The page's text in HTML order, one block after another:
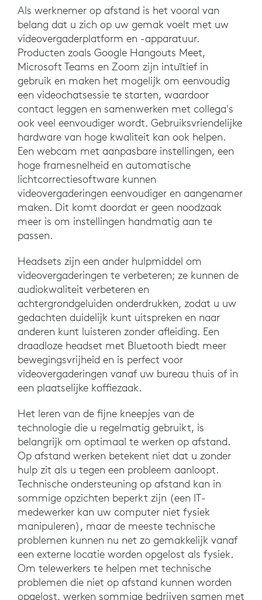
Als werknemer op afstand is het vooral van
belang dat u zich op uw gemak voelt met uw
videovergaderplatform en -apparatuur.
Producten zoals Google Hangouts Meet,
Microsoft Teams en Zoom zijn intuïtief in
gebruik en maken het mogelijk om eenvoudig
een videochatsessie te starten, waardoor
contact leggen en samenwerken met collega's
ook veel eenvoudiger wordt. Gebruiksvriendelijke
hardware van hoge kwaliteit kan ook helpen.
Een webcam met aanpasbare instellingen, een
hoge framesnelheid en automatische
lichtcorrectiesoftware kunnen
videovergaderingen eenvoudiger en aangenamer
maken. Dit komt doordat er geen noodzaak
meer is om instellingen handmatig aan te
passen.
Headsets zijn een ander hulpmiddel om
videovergaderingen te verbeteren; ze kunnen de
audiokwaliteit verbeteren en
achtergrondgeluiden onderdrukken, zodat u uw
gedachten duidelijk kunt uitspreken en naar
anderen kunt luisteren zonder afleiding. Een
draadloze headset met Bluetooth biedt meer
bewegingsvrijheid en is perfect voor
videovergaderingen vanaf uw bureau thuis of in
een plaatselijke koffiezaak.
Het leren van de fijne kneepjes van de
technologie die u regelmatig gebruikt, is
belangrijk om optimaal te werken op afstand.
Op afstand werken betekent niet dat u zonder
hulp zit als u tegen een probleem aanloopt.
Technische ondersteuning op afstand kan in
sommige opzichten beperkt zijn (een IT-
medewerker kan uw computer niet fysiek
manipuleren), maar de meeste technische
problemen kunnen nu net zo gemakkelijk vanaf
een externe locatie worden opgelost als fysiek.
Om telewerkers te helpen met technische
problemen die niet op afstand kunnen worden
opgelost, werken sommige bedrijven samen met